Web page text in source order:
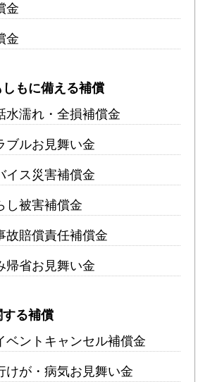
金
金
しもに備える補償
水濡れ・全損補償金
ブルお見舞い金
イス災害補償金
し被害補償金
故賠償責任補償金
帰省お見舞い金
る補償
ベントキャンセル補償金
けが・病気お見舞い金